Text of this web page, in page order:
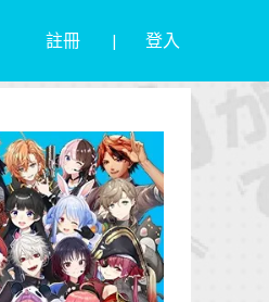
註冊 登入